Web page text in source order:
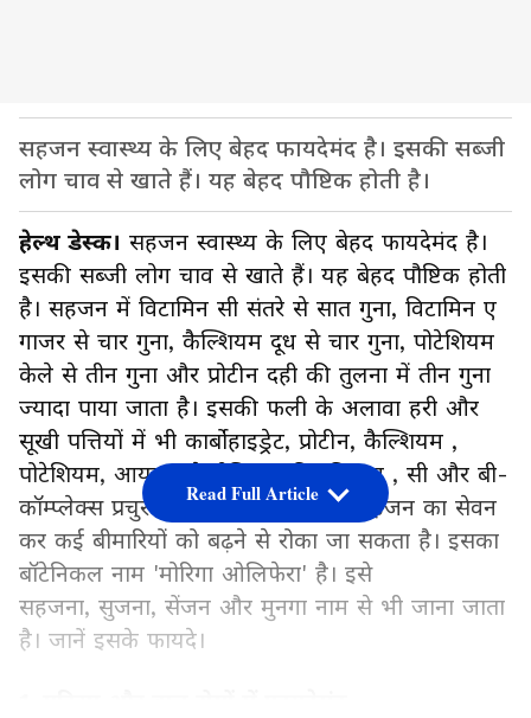
सहजन स्वास्थ्य के लिए बेहद फायदेमंद है। इसकी सब्जी
लोग चाव से खाते हैं। यह बेहद पौष्टिक होती है।
हेल्थ डेस्क। सहजन स्वास्थ्य के लिए बेहद फायदेमंद है।
इसकी सब्जी लोग चाव से खाते हैं। यह बेहद पौष्टिक होती
है। सहजन में विटामिन सी संतरे से सात गुना, विटामिन ए
गाजर से चार गुना, कैल्शियम दूध से चार गुना, पोटेशियम
केले से तीन गुना और प्रोटीन दही की तुलना में तीन गुना
ज्यादा पाया जाता है। इसकी फली के अलावा हरी और
सूखी पत्तियों में भी कार्बोहाइड्रेट, प्रोटीन, कैल्शियम ,
पोटेशियम, आयरन, मैग्नीशियम, विटामिन ए , सी और बी-
कॉम्प्लेक्स प्रचुर मात्रा में पाया जाता है। सहजन का सेवन
कर कई बीमारियों को बढ़ने से रोका जा सकता है। इसका
बॉटेनिकल नाम 'मोरिगा ओलिफेरा' है। इसे
सहजना, सुजना, सेंजन और मुनगा नाम से भी जाना जाता
है। जानें इसके फायदे।
Read Full Article